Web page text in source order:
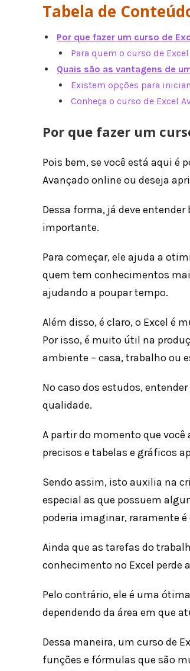
Tabela de
Por que fazer um curso de
Para quem o curso de
Quais são as vantagens de
Existem opções para
Conheça o curso de Excel
Por que fazer um
Pois bem, se você está aqui é
Avançado online ou deseja
Dessa forma, já deve
importante.
Para começar, ele ajuda a
quem tem conhecimentos
ajudando a poupar tempo.
Além disso, é claro, o Excel é
Por isso, é muito útil na
ambiente – casa, trabalho ou
No caso dos estudos,
qualidade.
A partir do momento que
precisos e tabelas e gráficos
Sendo assim, isto auxilia na
especial as que possuem
poderia imaginar, raramente
Ainda que as tarefas do
conhecimento no Excel perde
Pelo contrário, ele é uma
dependendo da área em que
Dessa maneira, um curso de
funções e fórmulas que são